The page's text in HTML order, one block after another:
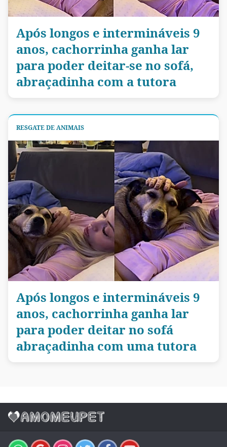
Após longos e intermináveis 9
anos, cachorrinha ganha lar
para poder deitar-se no sofá,
abraçadinha com a tutora
RESGATE DE ANIMAIS
Após longos e intermináveis 9
anos, cachorrinha ganha lar
para poder deitar no sofá
abraçadinha com uma tutora